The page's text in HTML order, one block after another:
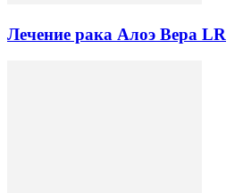
Лечение рака Алоэ Вера LR